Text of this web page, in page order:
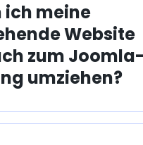
ich meine
Website
zum Joomla-
umziehen?